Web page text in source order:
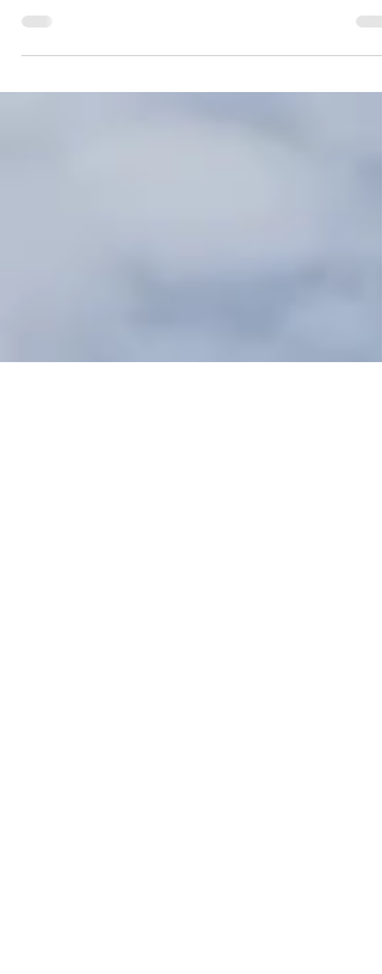
Verde!
Siete mai saliti sul tetto d’Ischia per
gustare specialità ischitane e